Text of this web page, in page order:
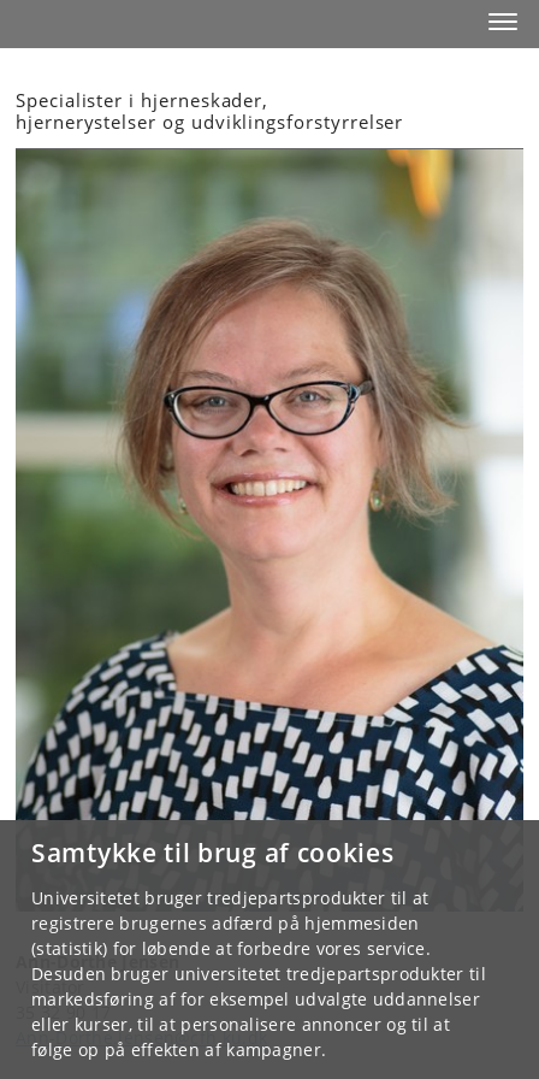
Samtykke til brug af cookies
Universitetet bruger tredjepartsprodukter til at
registrere brugernes adfærd på hjemmesiden
(statistik) for løbende at forbedre vores service.
Desuden bruger universitetet tredjepartsprodukter til
markedsføring af for eksempel udvalgte uddannelser
eller kurser, til at personalisere annoncer og til at
følge op på effekten af kampagner.
Specialister i hjerneskader,
hjernerystelser og udviklingsforstyrrelser
Ann-Dorthe Jensen
Visitator
35 32 90 17
Ann-Dorthe.Jensen@cfh.ku.dk